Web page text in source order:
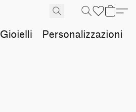
Gioielli Personalizzazioni